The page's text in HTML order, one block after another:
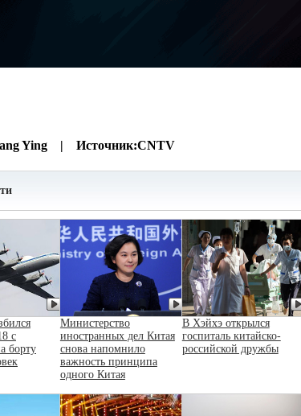
Ying | Источник:CNTV
с
борту
Министерство
иностранных дел Китая
снова напомнило
важность принципа
одного Китая
В Хэйхэ открылся
госпиталь китайско-
российской дружбы